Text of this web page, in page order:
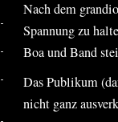
Nach dem
Spannung zu
Boa und Band
Das Publikum
nicht ganz